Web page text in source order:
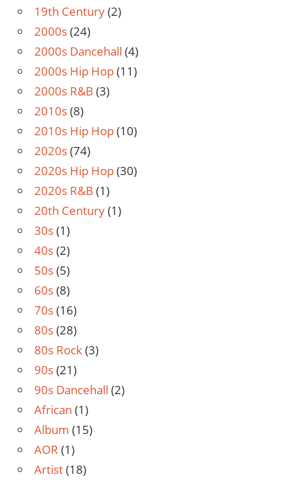
19th Century(2)
2000s(24)
2000s Dancehall (4)
2000s Hip Hop(11)
2000s R&B (3)
2010s(8)
2010s Hip Hop(10)
2020s(74)
2020s Hip Hop(30)
2020s R&B (1)
20th Century(1)
30s(1)
40s(2)
50s(5)
60s(8)
70s(16)
80s(28)
80s Rock(3)
90s(21)
90s Dancehall (2)
African (1)
Album (15)
AOR (1)
Artist(18)